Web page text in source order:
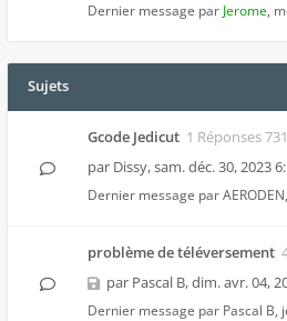
Dernier message par Jerome,
Sujets
Gcode Jedicut 1 Réponses
par Dissy,sam. déc. 30, 2023
Dernier message parAERODEN,
problème de téléversement
par Pascal B,dim. avr. 04,
Dernier message par Pascal B,